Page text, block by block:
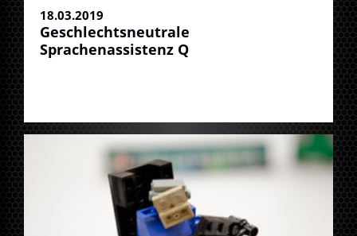
18.03.2019
Geschlechtsneutrale
Sprachenassistenz Q